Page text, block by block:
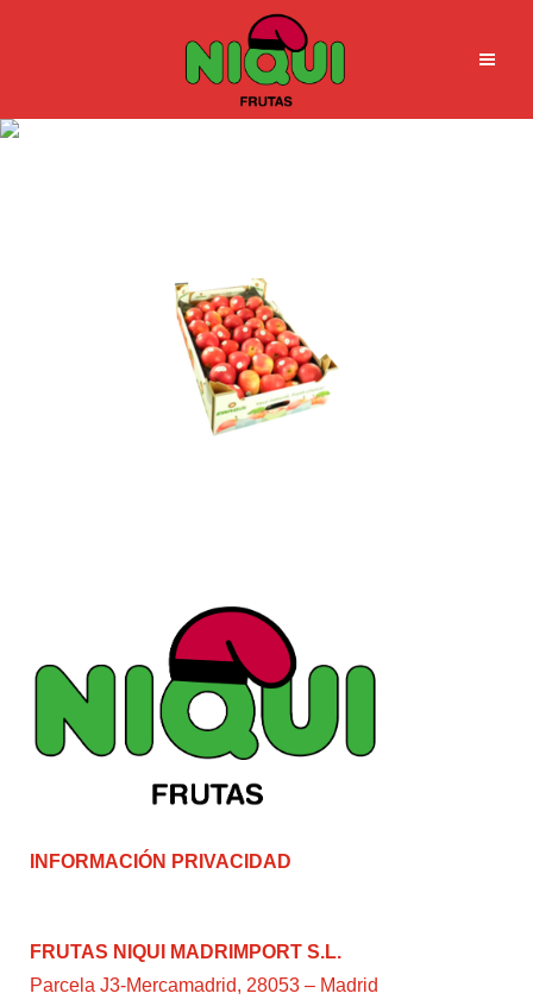
INFORMACIÓN PRIVACIDAD
FRUTAS NIQUI MADRIMPORT S.L.
Parcela J3-Mercamadrid, 28053 – Madrid